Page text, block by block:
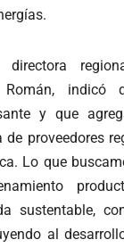
Román, indicó
y que
proveedores
Lo que
sustentable,
al